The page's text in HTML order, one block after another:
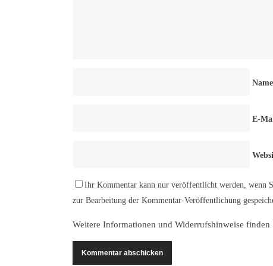
Name
E-
Ihr Kommentar kann nur veröffentlicht werden, wenn
zur Bearbeitung der Kommentar-Veröffentlichung
Weitere Informationen und Widerrufshinweise finden